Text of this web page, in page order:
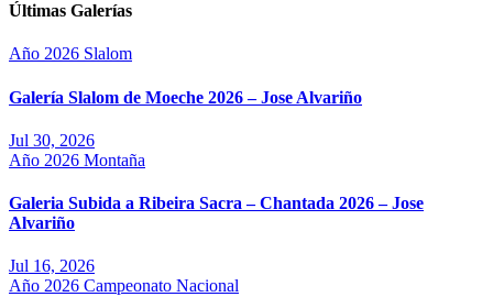
Últimas Galerías
Año 2026 Slalom
Galería Slalom de Moeche 2026 – Jose Alvariño
Jul 30, 2026
Año 2026 Montaña
Galeria Subida a Ribeira Sacra – Chantada 2026 – Jose
Alvariño
Jul 16, 2026
Año 2026 Campeonato Nacional